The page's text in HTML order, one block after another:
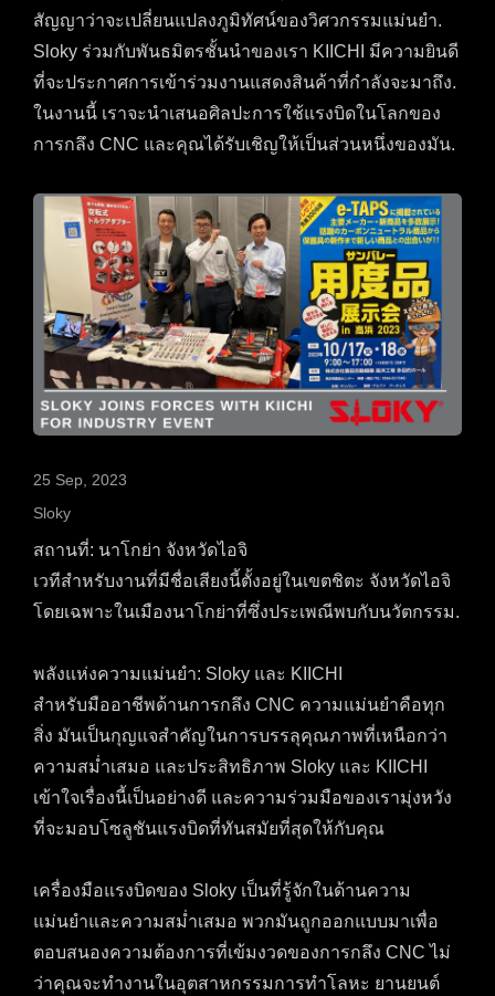
สัญญาว่าจะเปลี่ยนแปลงภูมิทัศน์ของวิศวกรรมแม่นยำ.
Sloky ร่วมกับพันธมิตรชั้นนำของเรา KIICHI มีความยินดี
ที่จะประกาศการเข้าร่วมงานแสดงสินค้าที่กำลังจะมาถึง.
ในงานนี้ เราจะนำเสนอศิลปะการใช้แรงบิดในโลกของ
การกลึง CNC และคุณได้รับเชิญให้เป็นส่วนหนึ่งของมัน.
25 Sep, 2023
Sloky
สถานที่: นาโกย่า จังหวัดไอจิ
เวทีสำหรับงานที่มีชื่อเสียงนี้ตั้งอยู่ในเขตชิตะ จังหวัดไอจิ
โดยเฉพาะในเมืองนาโกย่าที่ซึ่งประเพณีพบกับนวัตกรรม.
พลังแห่งความแม่นยำ: Sloky และ KIICHI
สำหรับมืออาชีพด้านการกลึง CNC ความแม่นยำคือทุก
สิ่ง มันเป็นกุญแจสำคัญในการบรรลุคุณภาพที่เหนือกว่า
ความสม่ำเสมอ และประสิทธิภาพ Sloky และ KIICHI
เข้าใจเรื่องนี้เป็นอย่างดี และความร่วมมือของเรามุ่งหวัง
ที่จะมอบโซลูชันแรงบิดที่ทันสมัยที่สุดให้กับคุณ
เครื่องมือแรงบิดของ Sloky เป็นที่รู้จักในด้านความ
แม่นยำและความสม่ำเสมอ พวกมันถูกออกแบบมาเพื่อ
ตอบสนองความต้องการที่เข้มงวดของการกลึง CNC ไม่
ว่าคุณจะทำงานในอุตสาหกรรมการทำโลหะ ยานยนต์